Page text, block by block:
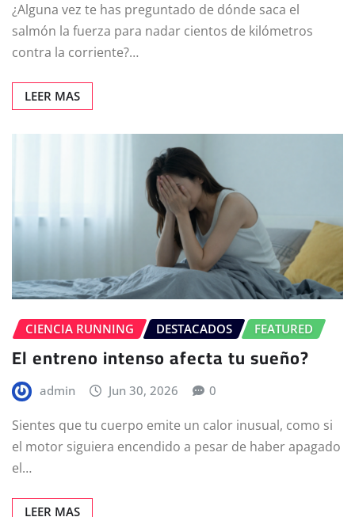
¿Alguna vez te has preguntado de dónde saca el
salmón la fuerza para nadar cientos de kilómetros
contra la corriente?…
LEER MAS
CIENCIA RUNNING DESTACADOS FEATURED
El entreno intenso afecta tu sueño?
admin Jun 30, 2026 0
Sientes que tu cuerpo emite un calor inusual, como si
el motor siguiera encendido a pesar de haber apagado
el…
LEER MAS